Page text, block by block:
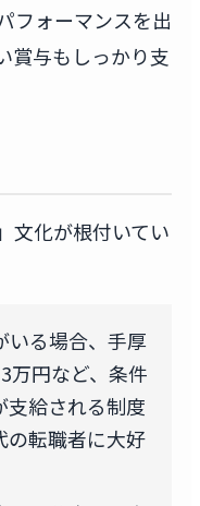
フォーマンスを出
賞与もしっかり支
文化が根付いてい
いる場合、手厚
万円など、条件
支給される制度
の転職者に大好